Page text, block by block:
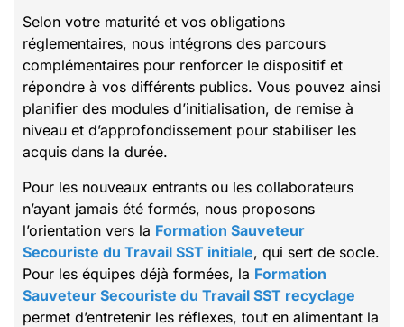
Selon votre maturité et vos obligations
réglementaires, nous intégrons des parcours
complémentaires pour renforcer le dispositif et
répondre à vos différents publics. Vous pouvez ainsi
planifier des modules d’initialisation, de remise à
niveau et d’approfondissement pour stabiliser les
acquis dans la durée.
Pour les nouveaux entrants ou les collaborateurs
n’ayant jamais été formés, nous proposons
l’orientation vers la Formation Sauveteur
Secouriste du Travail SST initiale, qui sert de socle.
Pour les équipes déjà formées, la Formation
Sauveteur Secouriste du Travail SST recyclage
permet d’entretenir les réflexes, tout en alimentant la